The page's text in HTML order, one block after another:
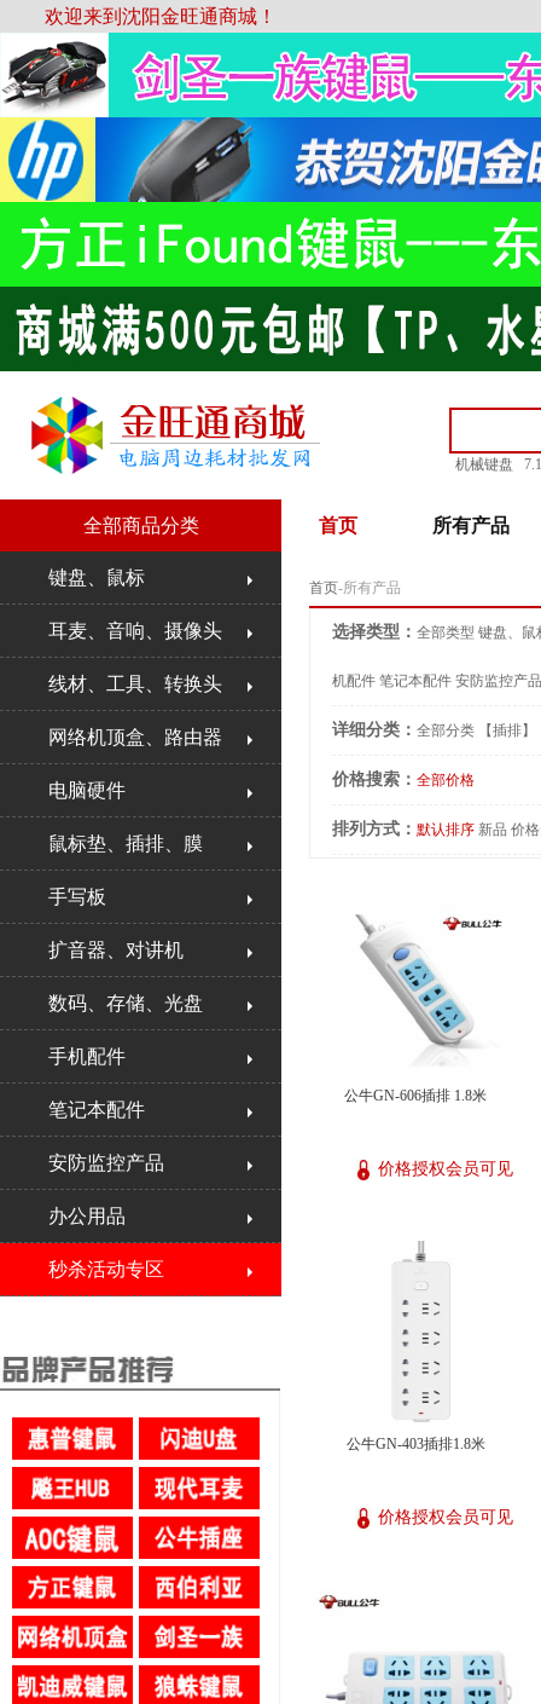
欢迎来到沈阳金旺通商城！
机械键盘
首页 所有产品
全部商品分类
键盘、鼠标
耳麦、音响、摄像头
线材、工具、转换头
网络机顶盒、路由器
电脑硬件
鼠标垫、插排、膜
手写板
扩音器、对讲机
数码、存储、光盘
手机配件
笔记本配件
安防监控产品
办公用品
秒杀活动专区
首页-所有产品
选择类型： 全部类型 键盘、鼠
机配件 笔记本配件 安防监控产品
详细分类： 全部分类 【插排】
价格搜索： 全部价格
排列方式： 默认排序 新品 价
公牛GN-606插排 1.8米
价格授权会员可见
公牛GN-403插排1.8米
价格授权会员可见